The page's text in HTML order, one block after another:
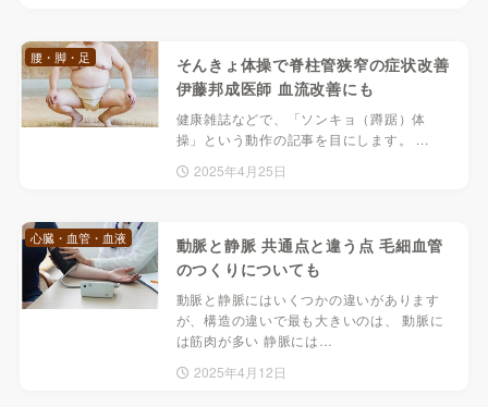
そんきょ体操で脊柱管狭窄の症状改善
伊藤邦成医師 血流改善にも
健康雑誌などで、「ソンキョ（蹲踞）体
操」という動作の記事を目にします。 ...
2025年4月25日
腰・脚・足
動脈と静脈 共通点と違う点 毛細血管
のつくりについても
動脈と静脈にはいくつかの違いがあります
が、構造の違いで最も大きいのは、 動脈に
は筋肉が多い 静脈には…
2025年4月12日
心臓・血管・血液